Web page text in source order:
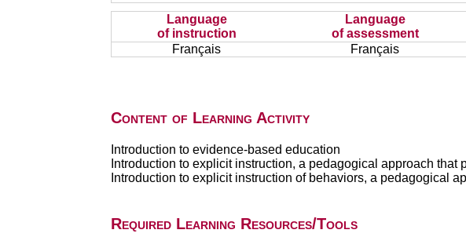
Language
of instruction
Language
of assessment
Français
Français
Content of Learning Activity
Introduction to evidence-based education
Introduction to explicit instruction, a pedagogical approach
Introduction to explicit instruction of behaviors, a pedagogical
Required Learning Resources/Tools